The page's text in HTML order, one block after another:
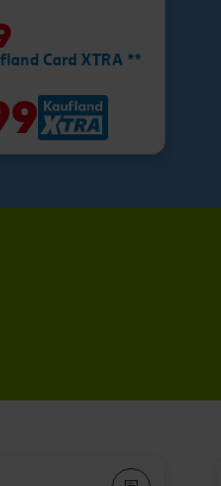
Card XTRA **